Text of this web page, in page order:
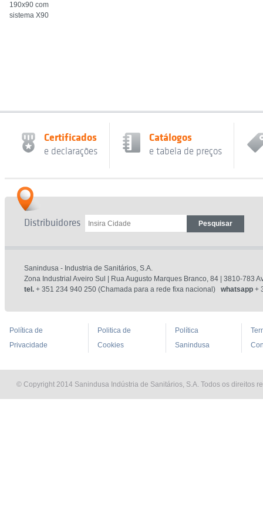
190x90 com
sistema X90
Certificados
e declarações
Catálogos
e tabela de preços
Distribuidores
Sanindusa - Industria de Sanitários, S.A.
Zona Industrial Aveiro Sul | Rua Augusto Marques Branco, 84 | 3810-783
tel. + 351 234 940 250 (Chamada para a rede fixa nacional) whatsapp +
Política de
Privacidade
Politica de
Cookies
Política
Sanindusa
© Copyright 2014 Sanindusa Indústria de Sanitários, S.A. Todos os direitos